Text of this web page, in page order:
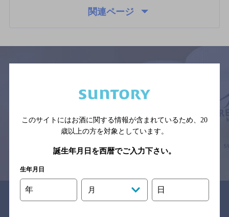
関連ページ
サイトマップ ご意見・ご感想 利用規約
念のためお店にご確認の上ご来店くださいますようお願い申し上げま
す。
情報提供：ぐるなび
関連リンク
このサイトにはお酒に関する情報が含まれているため、 20
歳以上の方を対象としています。
誕生年月日を西暦でご入力下さい。
生年月日
年 月 日